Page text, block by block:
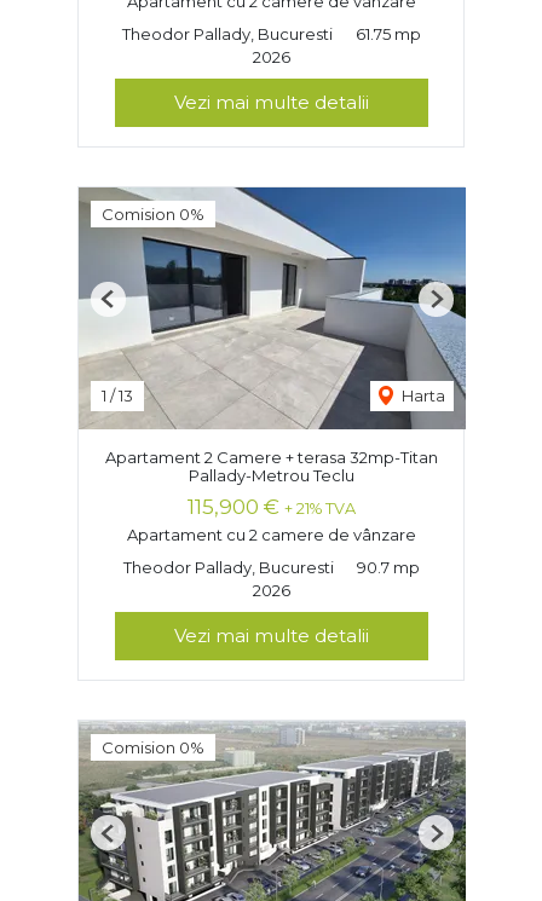
Theodor Pallady, Bucuresti
61.75 mp
2026
Vezi mai multe detalii
Comision 0%
1 /13 Harta
Previous Next
Apartament 2 Camere + terasa 32mp-Titan
Pallady-Metrou Teclu
115,900 € + 21% TVA
Apartament cu 2 camere de vânzare
Theodor Pallady, Bucuresti
90.7 mp
2026
Vezi mai multe detalii
Comision 0%
Previous Next